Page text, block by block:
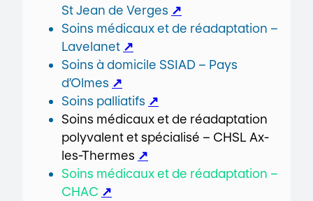
St Jean de Verges ↗
Soins médicaux et de réadaptation –
Lavelanet ↗
Soins à domicile SSIAD – Pays
d’Olmes ↗
Soins palliatifs ↗
Soins médicaux et de réadaptation
polyvalent et spécialisé – CHSL Ax-
les-Thermes ↗
Soins médicaux et de réadaptation –
CHAC ↗